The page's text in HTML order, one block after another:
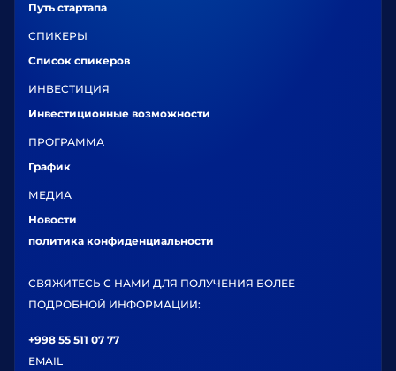
Путь стартапа
СПИКЕРЫ
Список спикеров
ИНВЕСТИЦИЯ
Инвестиционные возможности
ПРОГРАММА
График
МЕДИА
Новости
политика конфиденциальности
СВЯЖИТЕСЬ С НАМИ ДЛЯ ПОЛУЧЕНИЯ БОЛЕЕ
ПОДРОБНОЙ ИНФОРМАЦИИ:
+998 55 511 07 77
EMAIL